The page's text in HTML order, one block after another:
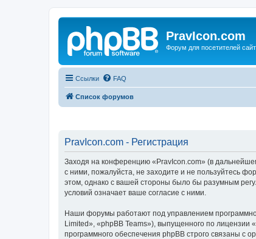
PravIcon.com
Форум для посетителей
Ссылки FAQ
Список форумов
PravIcon.com - Регистрация
Заходя на конференцию «PravIcon.com» (в
с ними, пожалуйста, не заходите и не пользуйтесь
этом, однако с вашей стороны было бы разумным
условий означает ваше согласие с ними.
Наши форумы работают под управлением
Limited», «phpBB Teams»), выпущенного по лицензии «
программного обеспечения phpBB строго связаны с